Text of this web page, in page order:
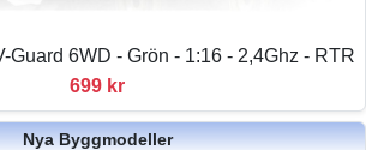
Guard 6WD - Grön - 1:16 - 2,4Ghz - RTR
699 kr
Nya Byggmodeller